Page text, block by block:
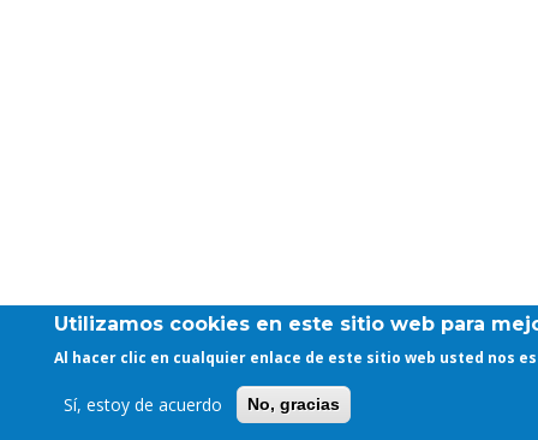
Utilizamos cookies en este sitio web para
Al hacer clic en cualquier enlace de este sitio web usted nos
Sí, estoy de acuerdo No, gracias